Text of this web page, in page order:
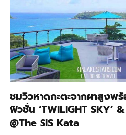
ชมวิวหาดกะตะจากผาสูงพ
ฟิวชั่น ‘TWILIGHT SKY’ &
@The SIS Kata